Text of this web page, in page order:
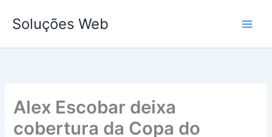
para
conteúdo
Soluções Web
Alex Escobar deixa
cobertura da Copa do